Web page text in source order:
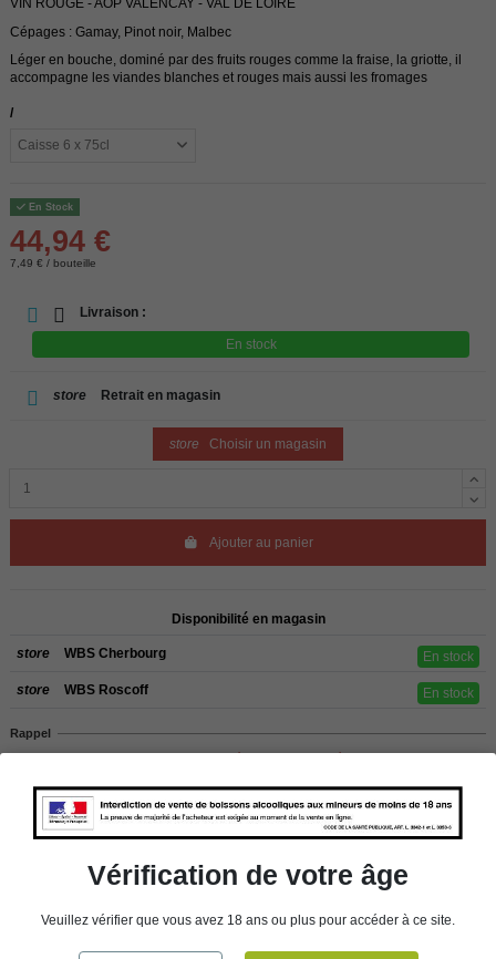
VIN ROUGE - AOP VALENCAY - VAL DE LOIRE
Cépages : Gamay, Pinot noir, Malbec
Léger en bouche, dominé par des fruits rouges comme la fraise, la griotte, il
accompagne les viandes blanches et rouges mais aussi les fromages
/
En Stock
44,94 €
7,49 € / bouteille
Livraison :
En stock
store Retrait en magasin
store Choisir un magasin
Ajouter au panier
Disponibilité en magasin
store WBS Cherbourg En stock
store WBS Roscoff En stock
Rappel
Les commandes sont uniquement livrées en France métropolitaine. Pour les
CHERBOURG.
Vérification de votre âge
Veuillez vérifier que vous avez 18 ans ou plus pour accéder à ce site.